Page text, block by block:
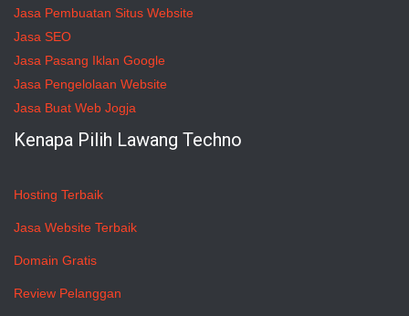
Jasa Pembuatan Situs Website
Jasa SEO
Jasa Pasang Iklan Google
Jasa Pengelolaan Website
Jasa Buat Web Jogja
Kenapa Pilih Lawang Techno
Hosting Terbaik
Jasa Website Terbaik
Domain Gratis
Review Pelanggan